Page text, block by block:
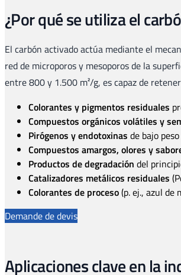
¿Por qué se utiliza el
El carbón activado actúa mediante el
red de microporos y mesoporos de la
entre 800 y 1.500 m²/g, es capaz de
Colorantes y pigmentos residuales
Compuestos orgánicos volátiles y
Pirógenos y endotoxinas de bajo
Compuestos amargos, olores y
Productos de degradación del
Catalizadores metálicos residuales
Colorantes de proceso(p. ej., azul de
Demande de devis
Aplicaciones clave en la